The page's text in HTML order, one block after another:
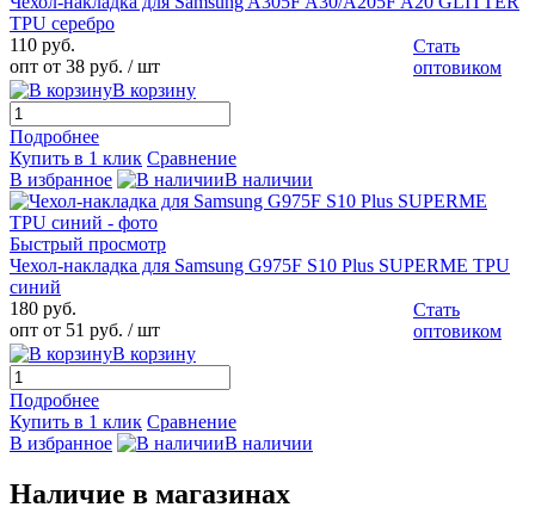
TPU серебро
110 руб.
опт от 38 руб. / шт
Стать
оптовиком
В корзину
Подробнее
Купить в 1 клик Сравнение
В избранное
В наличии
Быстрый просмотр
Чехол-накладка для Samsung G975F S10 Plus SUPERME TPU
синий
180 руб.
опт от 51 руб. / шт
Стать
оптовиком
В корзину
Подробнее
Купить в 1 клик Сравнение
В избранное
В наличии
Наличие в магазинах